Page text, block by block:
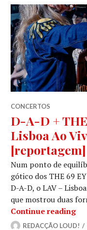
CONCERTOS
D-A-D + THE
Lisboa Ao
[reportagem]
Num ponto de
gótico dos THE 69
D-A-D, o LAV –
que mostrou duas
Continue readingD-
REDACÇÃO LOUD!